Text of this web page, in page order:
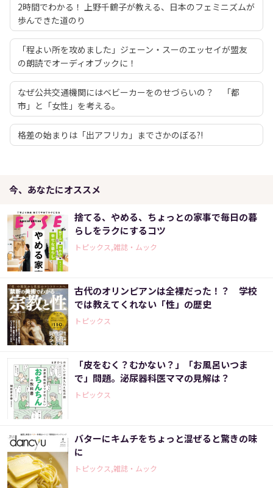
2時間でわかる！ 上野千鶴子が教える、日本のフェミニズムが
歩んできた道のり
「程よい所を攻めました」ジェーン・スーのエッセイが盟友
の朗読でオーディオブックに！
なぜ公共交通機関にはベビーカーをのせづらいの？ 「都
市」と「女性」を考える。
格差の始まりは「出アフリカ」までさかのぼる?!
今、あなたにオススメ
捨てる、やめる、ちょっとの家事で毎日の暮
らしをラクにするコツ
トピックス,雑誌・ムック
古代のオリンピアンは全裸だった！？ 学校
では教えてくれない「性」の歴史
トピックス
「皮をむく？むかない？」「お風呂いつま
で」問題。泌尿器科医ママの見解は？
トピックス
バターにキムチをちょっと混ぜると驚きの味
に
トピックス,雑誌・ムック